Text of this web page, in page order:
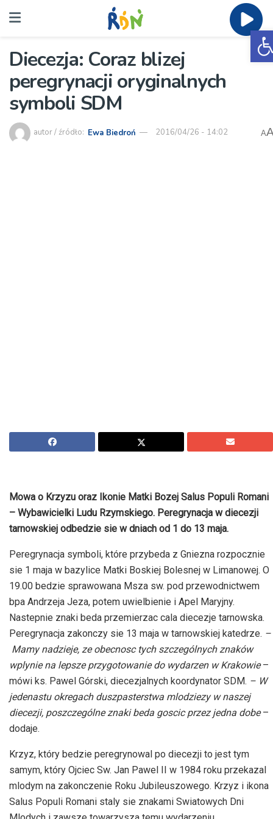
Diecezja: Coraz blizej
peregrynacji oryginalnych
symboli SDM
autor / źródło: Ewa Biedroń 2016/04/26 - 14:02 A
Mowa o Krzyzu oraz Ikonie Matki Bozej Salus Populi Romani
– Wybawicielki Ludu Rzymskiego. Peregrynacja w diecezji
tarnowskiej odbedzie sie w dniach od 1 do 13 maja.
Peregrynacja symboli, które przybeda z Gniezna rozpocznie
sie 1 maja w bazylice Matki Boskiej Bolesnej w Limanowej. O
19.00 bedzie sprawowana Msza sw. pod przewodnictwem
bpa Andrzeja Jeza, potem uwielbienie i Apel Maryjny.
Nastepnie znaki beda przemierzac cala diecezje tarnowska.
Peregrynacja zakonczy sie 13 maja w tarnowskiej katedrze. –
Mamy nadzieje, ze obecnosc tych szczególnych znaków
wplynie na lepsze przygotowanie do wydarzen w Krakowie–
mówi ks. Pawel Górski, diecezjalnych koordynator SDM. – W
jedenastu okregach duszpasterstwa mlodziezy w naszej
diecezji, poszczególne znaki beda goscic przez jedna dobe–
dodaje.
Krzyz, który bedzie peregrynowal po diecezji to jest tym
samym, który Ojciec Sw. Jan Pawel II w 1984 roku przekazal
mlodym na zakonczenie Roku Jubileuszowego. Krzyz i ikona
Salus Populi Romani staly sie znakami Swiatowych Dni